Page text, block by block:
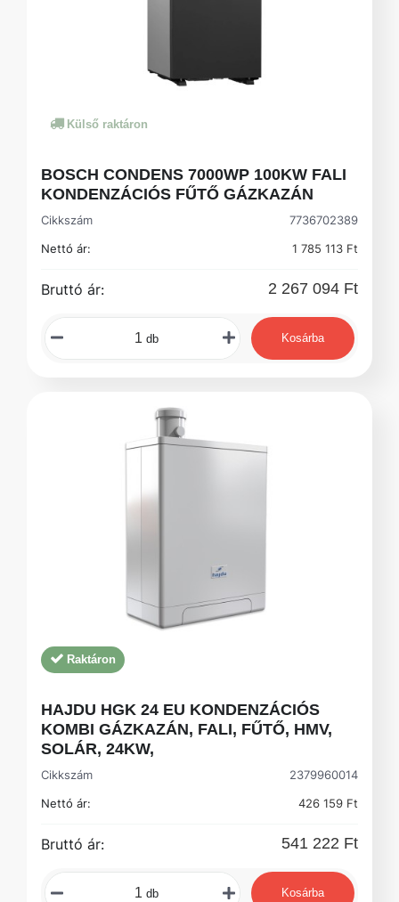
Külső raktáron
BOSCH CONDENS 7000WP 100KW FALI
KONDENZÁCIÓS FŰTŐ GÁZKAZÁN
Cikkszám
7736702389
Nettó ár:
1 785 113 Ft
Bruttó ár: 2 267 094 Ft
db Kosárba
Raktáron
HAJDU HGK 24 EU KONDENZÁCIÓS
KOMBI GÁZKAZÁN, FALI, FŰTŐ, HMV,
SOLÁR, 24KW,
Cikkszám
2379960014
Nettó ár:
426 159 Ft
Bruttó ár: 541 222 Ft
db Kosárba